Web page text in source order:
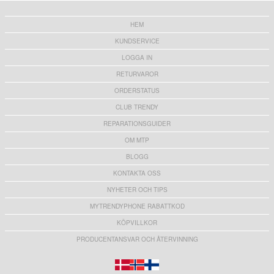
HEM
KUNDSERVICE
LOGGA IN
RETURVAROR
ORDERSTATUS
CLUB TRENDY
REPARATIONSGUIDER
OM MTP
BLOGG
KONTAKTA OSS
NYHETER OCH TIPS
MYTRENDYPHONE RABATTKOD
KÖPVILLKOR
PRODUCENTANSVAR OCH ÅTERVINNING